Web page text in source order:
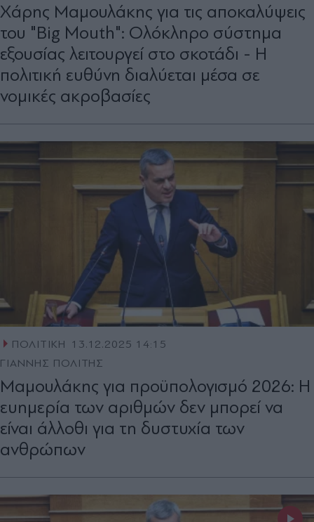
Χάρης Μαμουλάκης για τις αποκαλύψεις
του "Big Mouth": Ολόκληρο σύστημα
εξουσίας λειτουργεί στο σκοτάδι - Η
πολιτική ευθύνη διαλύεται μέσα σε
νομικές ακροβασίες
ΠΟΛΙΤΙΚΗ
13.12.2025 14:15
ΓΙΑΝΝΗΣ ΠΟΛΙΤΗΣ
Μαμουλάκης για προϋπολογισμό 2026: Η
ευημερία των αριθμών δεν μπορεί να
είναι άλλοθι για τη δυστυχία των
ανθρώπων